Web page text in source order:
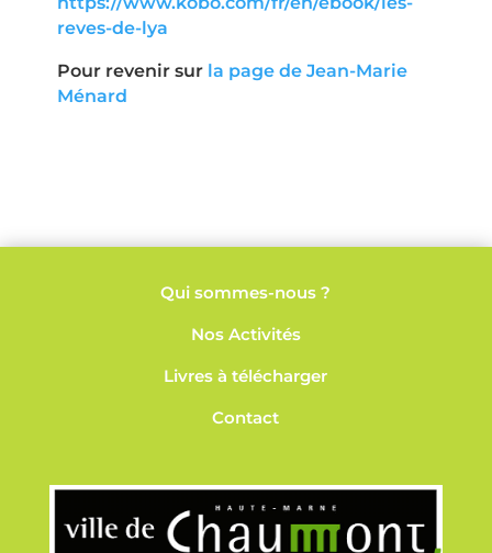
reves-de-lya
Pour revenir sur la page de Jean-Marie
Ménard
Qui sommes-nous ?
Nos Activités
Livres à télécharger
Contact